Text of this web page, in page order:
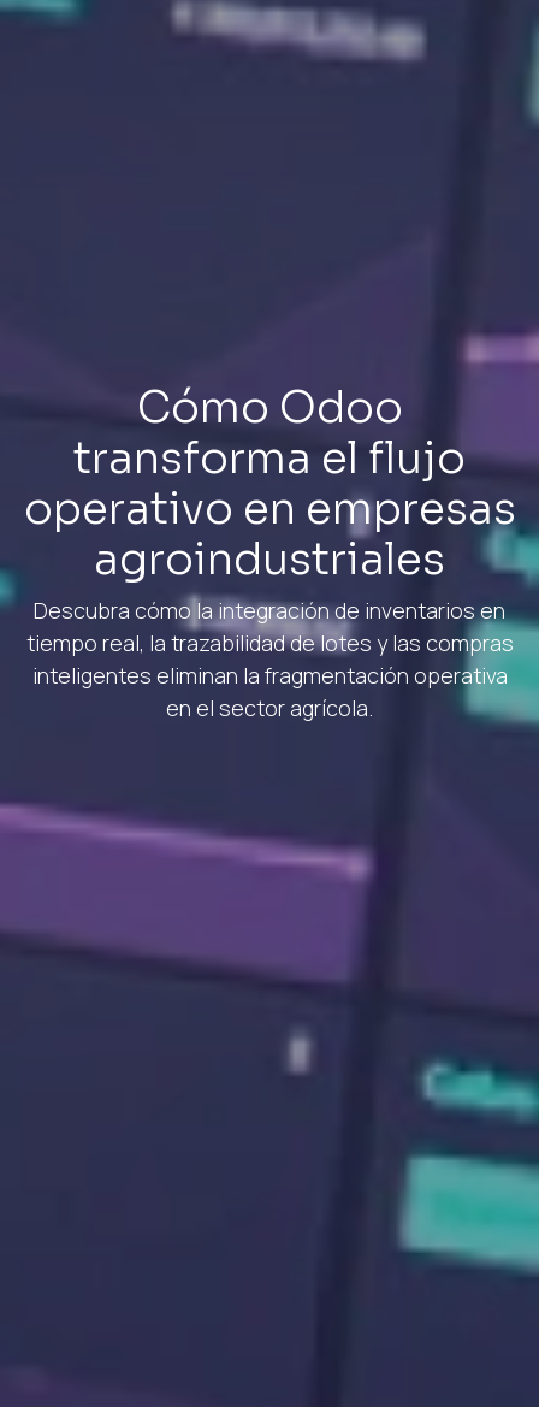
Cómo Odoo
transforma el flujo
operativo en empresas
agroindustriales
Descubra cómo la integración de inventarios en
tiempo real, la trazabilidad de lotes y las compras
inteligentes eliminan la fragmentación operativa
en el sector agrícola.